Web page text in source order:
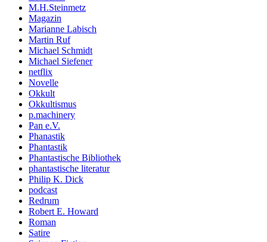
M.H.Steinmetz
Magazin
Marianne Labisch
Martin Ruf
Michael Schmidt
Michael Siefener
netflix
Novelle
Okkult
Okkultismus
p.machinery
Pan e.V.
Phanastik
Phantastik
Phantastische Bibliothek
phantastische literatur
Philip K. Dick
podcast
Redrum
Robert E. Howard
Roman
Satire